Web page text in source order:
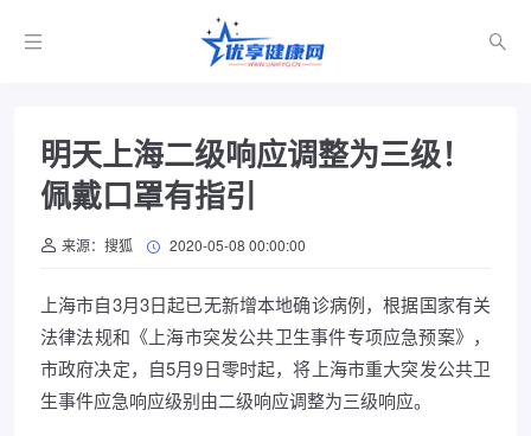
明天上海二级响应调整为三级！
佩戴口罩有指引
来源：搜狐 2020-05-08 00:00:00
上海市自3月3日起已无新增本地确诊病例，根据国家有关
法律法规和《上海市突发公共卫生事件专项应急预案》，
市政府决定，自5月9日零时起，将上海市重大突发公共卫
生事件应急响应级别由二级响应调整为三级响应。